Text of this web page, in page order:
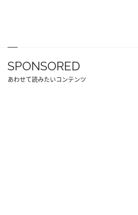
SPONSORED
あわせて読みたいコンテンツ